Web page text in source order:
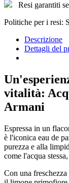
Resi garantiti
Politiche per i resi:
Descrizione
Dettagli del
vitalità:
Armani
Espressa in un
è l'iconica eau de
purezza e alla
come l'acqua
Con una